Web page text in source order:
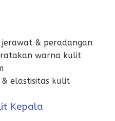
& peradangan
warna kulit
elastisitas kulit
Kepala